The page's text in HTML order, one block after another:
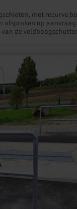
met recurve
afspraken op
de